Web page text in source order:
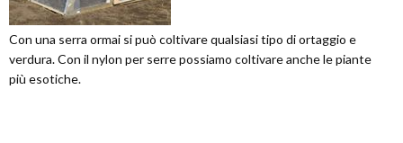
Con una serra ormai si può coltivare qualsiasi tipo di ortaggio e
verdura. Con il nylon per serre possiamo coltivare anche le piante
più esotiche.